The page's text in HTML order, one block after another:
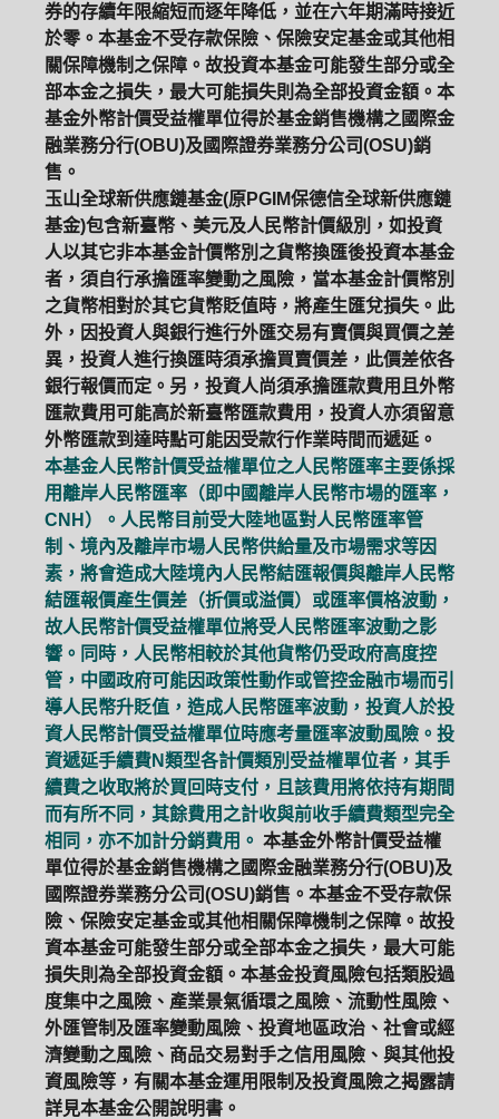
券的存續年限縮短而逐年降低，並在六年期滿時接近
於零。本基金不受存款保險、保險安定基金或其他相
關保障機制之保障。故投資本基金可能發生部分或全
部本金之損失，最大可能損失則為全部投資金額。本
基金外幣計價受益權單位得於基金銷售機構之國際金
融業務分行(OBU)及國際證券業務分公司(OSU)銷
售。
玉山全球新供應鏈基金(原PGIM保德信全球新供應鏈
基金)包含新臺幣、美元及人民幣計價級別，如投資
人以其它非本基金計價幣別之貨幣換匯後投資本基金
者，須自行承擔匯率變動之風險，當本基金計價幣別
之貨幣相對於其它貨幣貶值時，將產生匯兌損失。此
外，因投資人與銀行進行外匯交易有賣價與買價之差
異，投資人進行換匯時須承擔買賣價差，此價差依各
銀行報價而定。另，投資人尚須承擔匯款費用且外幣
匯款費用可能高於新臺幣匯款費用，投資人亦須留意
外幣匯款到達時點可能因受款行作業時間而遞延。
本基金人民幣計價受益權單位之人民幣匯率主要係採
用離岸人民幣匯率（即中國離岸人民幣市場的匯率，
CNH）。人民幣目前受大陸地區對人民幣匯率管
制、境內及離岸市場人民幣供給量及市場需求等因
素，將會造成大陸境內人民幣結匯報價與離岸人民幣
結匯報價產生價差（折價或溢價）或匯率價格波動，
故人民幣計價受益權單位將受人民幣匯率波動之影
響。同時，人民幣相較於其他貨幣仍受政府高度控
管，中國政府可能因政策性動作或管控金融市場而引
導人民幣升貶值，造成人民幣匯率波動，投資人於投
資人民幣計價受益權單位時應考量匯率波動風險。投
資遞延手續費N類型各計價類別受益權單位者，其手
續費之收取將於買回時支付，且該費用將依持有期間
而有所不同，其餘費用之計收與前收手續費類型完全
相同，亦不加計分銷費用。 本基金外幣計價受益權
單位得於基金銷售機構之國際金融業務分行(OBU)及
國際證券業務分公司(OSU)銷售。本基金不受存款保
險、保險安定基金或其他相關保障機制之保障。故投
資本基金可能發生部分或全部本金之損失，最大可能
損失則為全部投資金額。本基金投資風險包括類股過
度集中之風險、產業景氣循環之風險、流動性風險、
外匯管制及匯率變動風險、投資地區政治、社會或經
濟變動之風險、商品交易對手之信用風險、與其他投
資風險等，有關本基金運用限制及投資風險之揭露請
詳見本基金公開說明書。